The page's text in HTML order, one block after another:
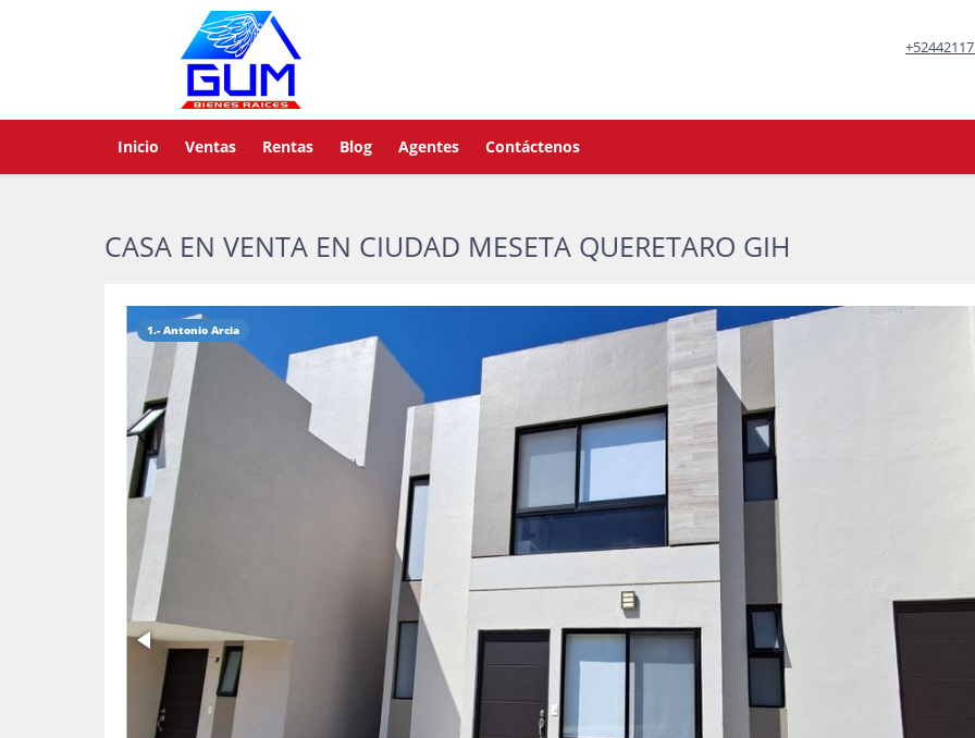
Inicio Ventas Rentas Blog Agentes Contáctenos
CASA EN VENTA EN CIUDAD MESETA QUERETARO GIH
1.- Antonio Arcia